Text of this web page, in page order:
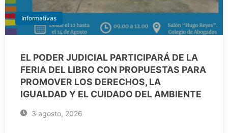
Informativas
EL PODER JUDICIAL PARTICIPARÁ DE LA
FERIA DEL LIBRO CON PROPUESTAS PARA
PROMOVER LOS DERECHOS, LA
IGUALDAD Y EL CUIDADO DEL AMBIENTE
3 agosto, 2026